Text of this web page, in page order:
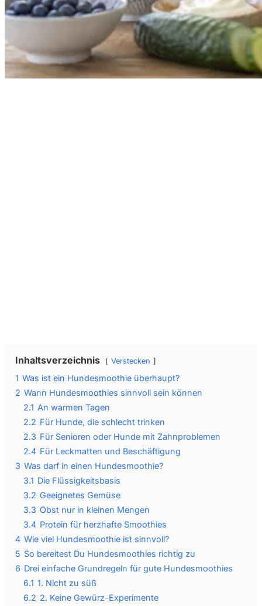
Inhaltsverzeichnis Verstecken
1 Was ist ein Hundesmoothie überhaupt?
2 Wann Hundesmoothies sinnvoll sein können
2.1 An warmen Tagen
2.2 Für Hunde, die schlecht trinken
2.3 Für Senioren oder Hunde mit Zahnproblemen
2.4 Für Leckmatten und Beschäftigung
3 Was darf in einen Hundesmoothie?
3.1 Die Flüssigkeitsbasis
3.2 Geeignetes Gemüse
3.3 Obst nur in kleinen Mengen
3.4 Protein für herzhafte Smoothies
4 Wie viel Hundesmoothie ist sinnvoll?
5 So bereitest Du Hundesmoothies richtig zu
6 Drei einfache Grundregeln für gute Hundesmoothies
6.1 1. Nicht zu süß
6.2 2. Keine Gewürz-Experimente